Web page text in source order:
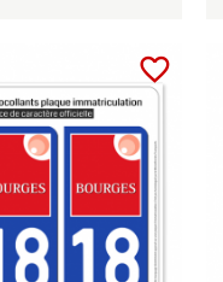
favorite_border